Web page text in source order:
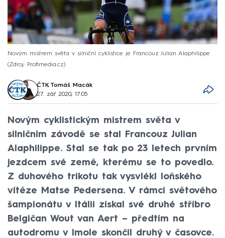
Novým mistrem světa v silniční cyklistice je Francouz Julian Alaphilippe
Zdroj: Profimedia.cz
ČTK, Tomáš Macák
27. zář 2020, 17:05
Novým cyklistickým mistrem světa v
silničním závodě se stal Francouz Julian
Alaphilippe. Stal se tak po 23 letech prvním
jezdcem své země, kterému se to povedlo.
Z duhového trikotu tak vysvlékl loňského
vítěze Matse Pedersena. V rámci světového
šampionátu v Itálii získal své druhé stříbro
Belgičan Wout van Aert – předtím na
autodromu v Imole skončil druhý v časovce.